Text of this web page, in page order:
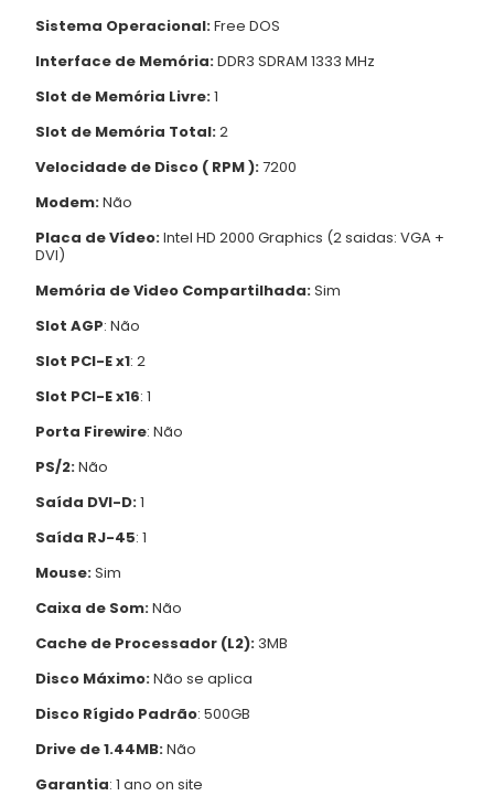
Sistema Operacional:Free DOS
Interface de Memória:DDR3 SDRAM 1333 MHz
Slot de Memória Livre:1
Slot de Memória Total:2
Velocidade de Disco ( RPM ):7200
Modem:Não
Placa de Vídeo:Intel HD 2000 Graphics (2 saidas: VGA +
DVI)
Memória de Video Compartilhada:Sim
Slot AGP: Não
Slot PCI-E x1: 2
Slot PCI-E x16: 1
Porta Firewire: Não
PS/2:Não
Saída DVI-D:1
Saída RJ-45: 1
Mouse:Sim
Caixa de Som:Não
Cache de Processador (L2): 3MB
Disco Máximo:Não se aplica
Disco Rígido Padrão: 500GB
Drive de 1.44MB:Não
Garantia: 1 ano on site